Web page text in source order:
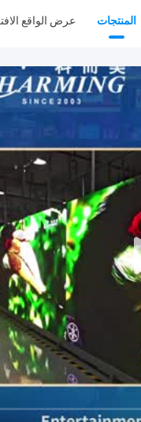
المنتجات عرض الواقع